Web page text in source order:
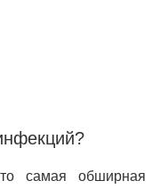
самая обширная